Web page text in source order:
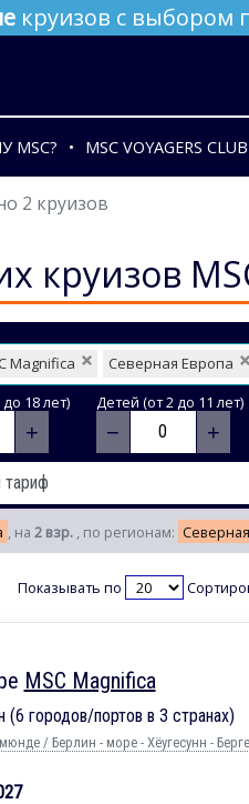
круизов с выбором
MSC? MSC VOYAGERS CLUB
2 круизов
круизов
Северная Европа
Magnifica
18 лет)
+
Детей (от 2 до 11 лет)
− +
, на 2 взр. , по регионам:
Показывать по
MSC Magnifica
(6 городов/портов в 3 странах)
/ Берлин - море - Хёугесунн -